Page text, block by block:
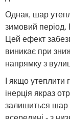
Однак, шар
зимовий період.
Цей ефект
виникає при
напрямку з
І якщо
інерція якраз
залишиться шар